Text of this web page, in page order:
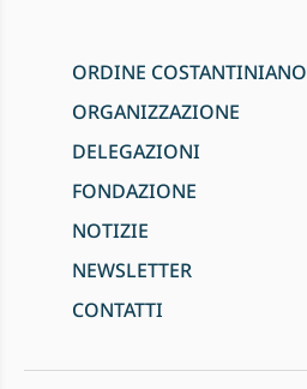
ORDINE COSTANTINIANO
ORGANIZZAZIONE
DELEGAZIONI
FONDAZIONE
NOTIZIE
NEWSLETTER
CONTATTI